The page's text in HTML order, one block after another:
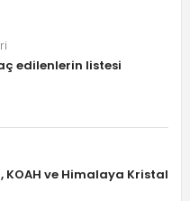
edilenlerin listesi
KOAH ve Himalaya Kristal